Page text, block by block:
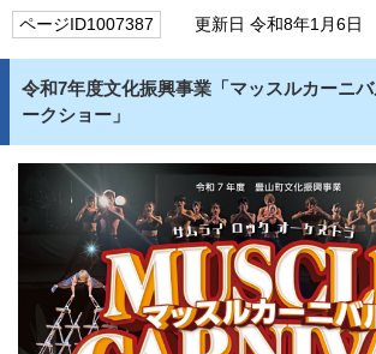
ページID1007387 更新日 令和8年1月6日
令和7年度文化振興事業「マッスルカーニ
ークショー」